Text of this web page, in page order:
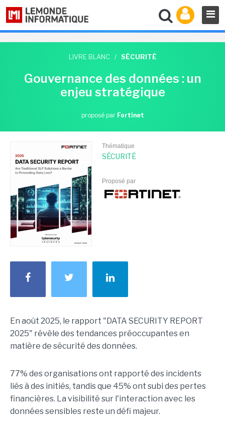
LIVRE BLANC / SÉCURITÉ
Gouvernance des données : un
enjeu stratégique
proposé par Fortinet
Thématique
SÉCURITÉ
Proposé par
En août 2025, le rapport "DATA SECURITY REPORT
2025" révèle des tendances préoccupantes en
matière de sécurité des données.
77% des organisations ont rapporté des incidents
liés à des initiés, tandis que 45% ont subi des pertes
financières. La visibilité sur l'interaction avec les
données sensibles reste un défi majeur.